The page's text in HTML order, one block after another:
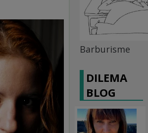
Barburisme
DILEMA
BLOG